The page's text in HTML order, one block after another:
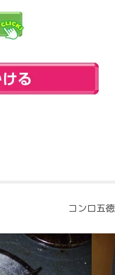
コンロ五徳